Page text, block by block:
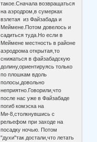
такое.Сначала возвращаться
на аэродром,в сумерках
взлетая из Файзабада и
Меймене.Потом довелось и
садиться туда.Но если в
Меймене местность в районе
аэродрома открытая,то
снижаться в файзабадскую
долину,ориентируясь только
по плошкам вдоль
полосы,довольно
неприятно.Говорили,что
после нас уже в Файзабаде
погиб комэска на
Ми-8,столкнувшись с
рельефом при заходе на
посадку ночью. Потом
"духи"так достали,что летать